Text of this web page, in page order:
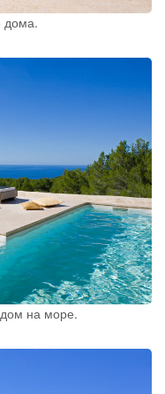
дома.
на море.